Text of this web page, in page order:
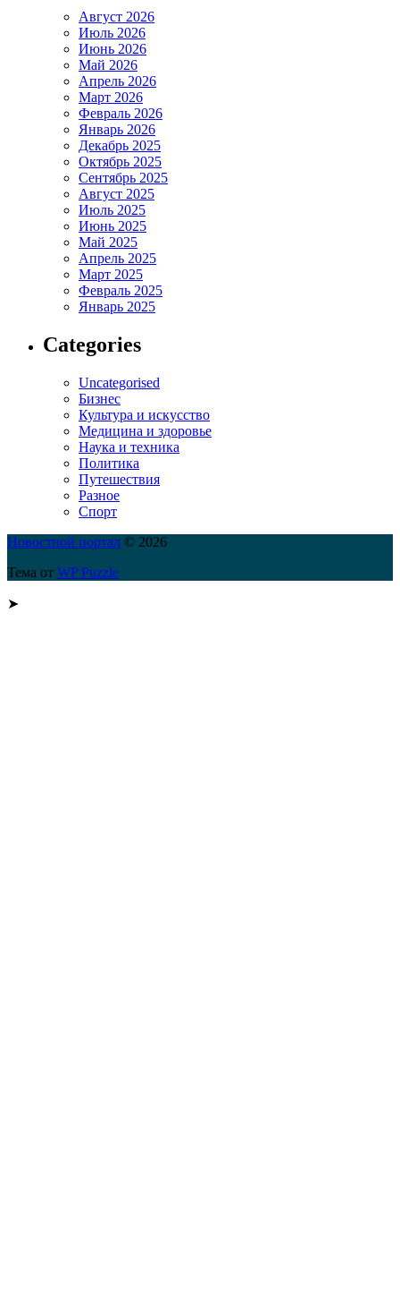
Август 2026
Июль 2026
Июнь 2026
Май 2026
Апрель 2026
Март 2026
Февраль 2026
Январь 2026
Декабрь 2025
Октябрь 2025
Сентябрь 2025
Август 2025
Июль 2025
Июнь 2025
Май 2025
Апрель 2025
Март 2025
Февраль 2025
Январь 2025
Categories
Uncategorised
Бизнес
Культура и искусство
Медицина и здоровье
Наука и техника
Политика
Путешествия
Разное
Спорт
Новостной портал © 2026
Тема от WP Puzzle
➤